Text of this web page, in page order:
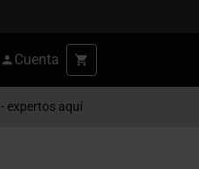
Cuenta
- expertos aquí